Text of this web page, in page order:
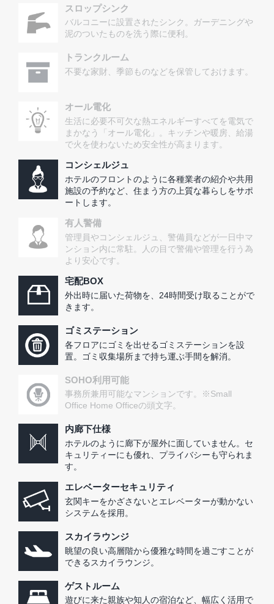
スロップシンク
バルコニーに設置されたシンク。ガーデニングや
泥のついたものを洗う際に便利。
トランクルーム
不要な家財、季節ものなどを保管しておけます。
オール電化
生活に必要不可欠な熱エネルギーすべてを電気で
まかなう「オール電化」。キッチンや暖房、給湯
で火を使わないため安全性が高まります。
コンシェルジュ
ホテルのフロントのように各種業者の紹介や共用
施設の予約など、住まう方の上質な暮らしをサポ
ートします。
有人警備
管理員やコンシェルジュ、警備員などが一日中マ
ンション内に常駐。人の目で警備や管理を行う為
より安心です。
宅配BOX
外出時に届いた荷物を、24時間受け取ることがで
きます。
ゴミステーション
各フロアにゴミを出せるゴミステーションを設
置。ゴミ収集場所まで持ち運ぶ手間を解消。
SOHO利用可能
事務所兼用可能なマンションです。※Small
Office Home Officeの頭文字。
内廊下仕様
ホテルのように廊下が屋外に面していません。セ
キュリティーにも優れ、プライバシーも守られま
す。
エレベーターセキュリティ
玄関キーをかざさないとエレベーターが動かない
システムを採用。
スカイラウンジ
眺望の良い高層階から優雅な時間を過ごすことが
できるスカイラウンジ。
ゲストルーム
遊びに来た親族や知人の宿泊など、幅広く活用で